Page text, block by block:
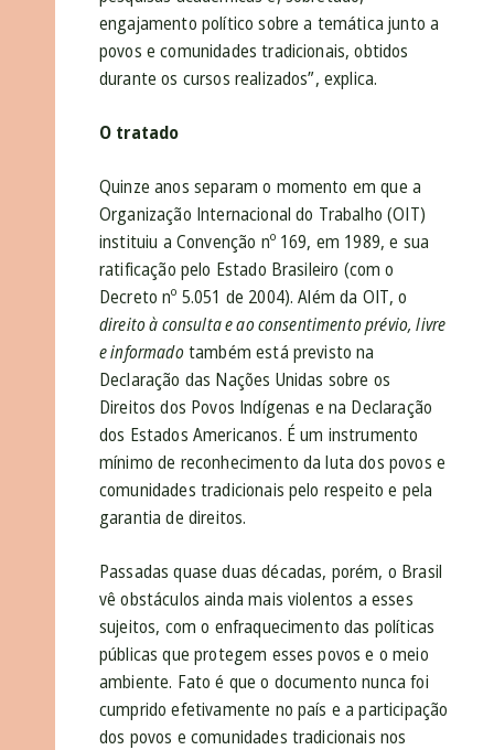
engajamento político sobre a temática junto a
povos e comunidades tradicionais, obtidos
durante os cursos realizados”, explica.
O tratado
Quinze anos separam o momento em que a
Organização Internacional do Trabalho (OIT)
instituiu a Convenção nº169, em 1989, e sua
ratificação pelo Estado Brasileiro (com o
Decreto nº 5.051 de 2004). Além da OIT, o
direito à consulta e ao consentimento prévio, livre
e informado também está previsto na
Declaração das Nações Unidas sobre os
Direitos dos Povos Indígenas e na Declaração
dos Estados Americanos. É um instrumento
mínimo de reconhecimento da luta dos povos e
comunidades tradicionais pelo respeito e pela
garantia de direitos.
Passadas quase duas décadas, porém, o Brasil
vê obstáculos ainda mais violentos a esses
sujeitos, com o enfraquecimento das políticas
públicas que protegem esses povos e o meio
ambiente. Fato é que o documento nunca foi
cumprido efetivamente no país e a participação
dos povos e comunidades tradicionais nos